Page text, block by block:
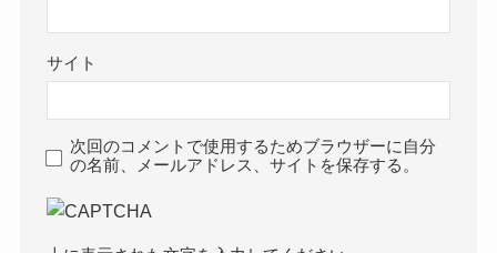
サイト
次回のコメントで使用するためブラウザーに自分
の名前、メールアドレス、サイトを保存する。